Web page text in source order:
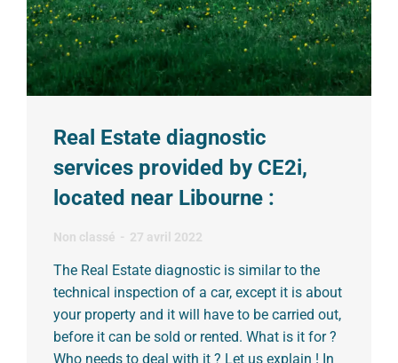
Real Estate diagnostic
services provided by CE2i,
located near Libourne :
Non classé 27 avril 2022
The Real Estate diagnostic is similar to the
technical inspection of a car, except it is about
your property and it will have to be carried out,
before it can be sold or rented. What is it for ?
Who needs to deal with it ? Let us explain ! In